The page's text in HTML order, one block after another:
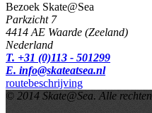
Bezoek Skate@Sea
Parkzicht 7
4414 AE Waarde (Zeeland)
Nederland
T. +31 (0)113 - 501299
E. info@skateatsea.nl
routebeschrijving
© 2014 Skate@Sea. Alle